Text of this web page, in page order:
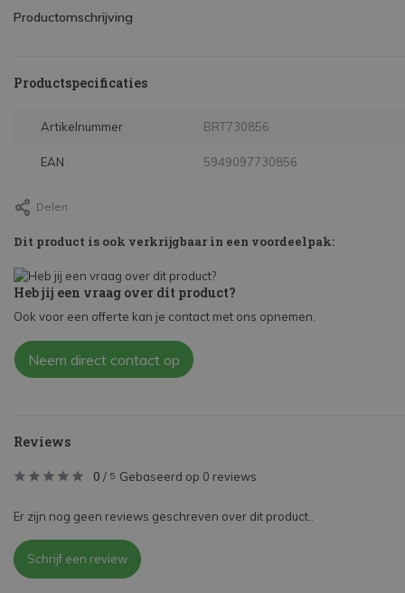
Productomschrijving
Productspecificaties
Artikelnummer BRT730856
EAN 5949097730856
Delen
Dit product is ook verkrijgbaar in een voordeelpak:
Heb jij een vraag over dit product?
Ook voor een offerte kan je contact met ons opnemen.
Neem direct contact op
Reviews
0 / 5 Gebaseerd op 0 reviews
Er zijn nog geen reviews geschreven over dit product..
Schrijf een review